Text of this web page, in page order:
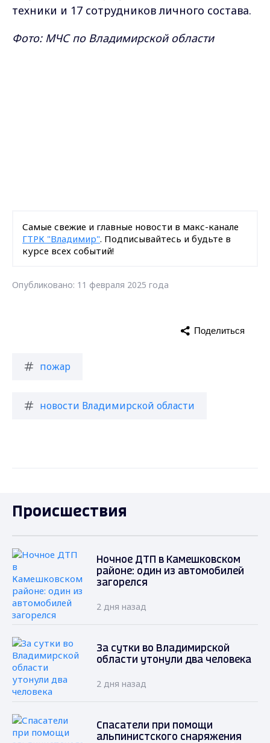
техники и 17 сотрудников личного состава.
Фото: МЧС по Владимирской области
Самые свежие и главные новости в макс-канале
ГТРК "Владимир". Подписывайтесь и будьте в
курсе всех событий!
Опубликовано: 11 февраля 2025 года
пожар
новости Владимирской области
Поделиться
Происшествия
Ночное ДТП в Камешковском
районе: один из автомобилей
загорелся
2 дня назад
За сутки во Владимирской
области утонули два человека
2 дня назад
Спасатели при помощи
альпинистского снаряжения